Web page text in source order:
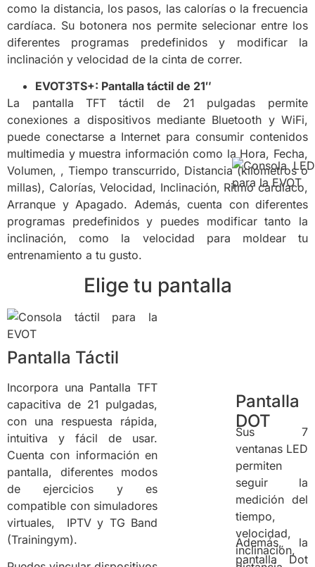
como la distancia, los pasos, las calorías o la frecuencia
cardíaca. Su botonera nos permite selecionar entre los
diferentes programas predefinidos y modificar la
inclinación y velocidad de la cinta de correr.
EVOT3TS+: Pantalla táctil de 21″
La pantalla TFT táctil de 21 pulgadas permite
conexiones a dispositivos mediante Bluetooth y WiFi,
puede conectarse a Internet para consumir contenidos
multimedia y muestra información como la Hora, Fecha,
Volumen, , Tiempo transcurrido, Distancia (kilómetros o
millas), Calorías, Velocidad, Inclinación, Ritmo cardíaco,
Arranque y Apagado. Además, cuenta con diferentes
programas predefinidos y puedes modificar tanto la
inclinación, como la velocidad para moldear tu
entrenamiento a tu gusto.
Elige tu pantalla
Pantalla Táctil
Incorpora una Pantalla TFT
capacitiva de 21 pulgadas,
con una respuesta rápida,
intuitiva y fácil de usar.
Cuenta con información en
pantalla, diferentes modos
de ejercicios y es
compatible con simuladores
virtuales, IPTV y TG Band
(Trainingym).
Pantalla
DOT
Sus 7
ventanas LED
permiten
seguir la
medición del
tiempo,
velocidad,
inclinación,
Además, la
pantalla Dot